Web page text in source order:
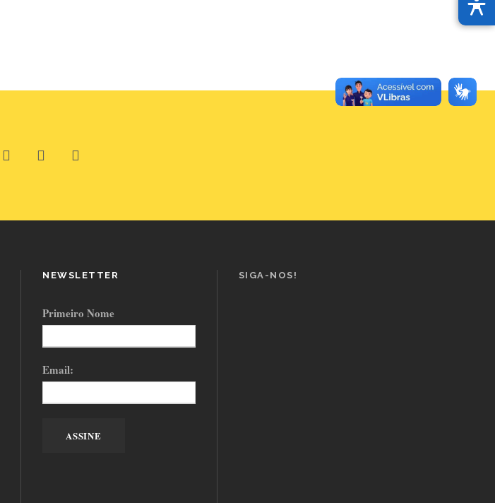
NEWSLETTER
Primeiro Nome
Email:
SIGA-NOS!